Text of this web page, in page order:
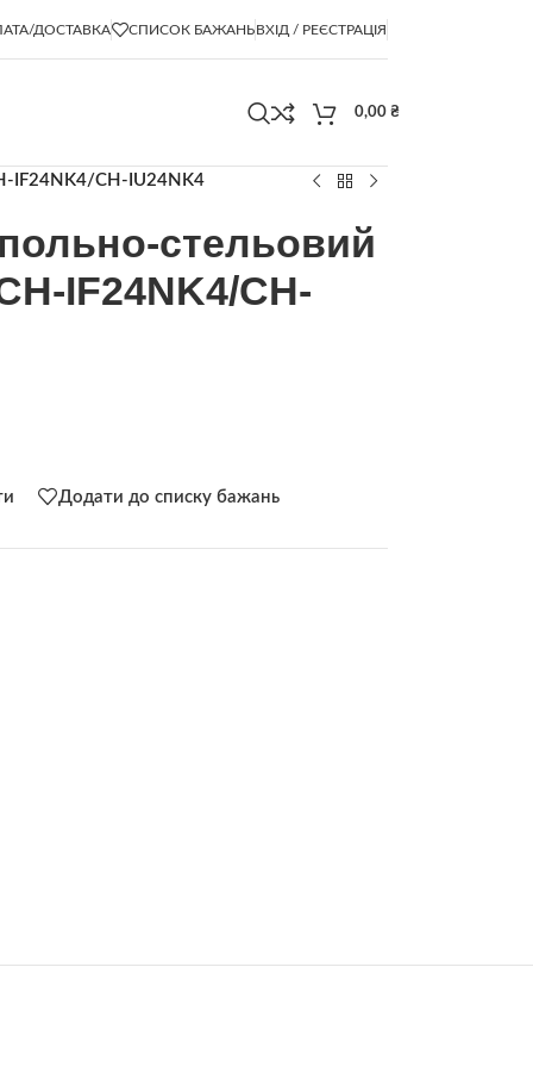
ДОСТАВКА СПИСОК БАЖАНЬВХІД / РЕЄСТРАЦІЯ
0,00 ₴
IF24NK4/CH-IU24NK4
стельовий
IF24NK4/CH-
Додати до списку бажань